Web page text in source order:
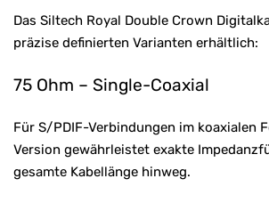
Das Siltech Royal Double Crown
präzise definierten Varianten erhältlich:
75 Ohm – Single-Coaxial
Für S/PDIF-Verbindungen im koaxialen
Version gewährleistet exakte
gesamte Kabellänge hinweg.